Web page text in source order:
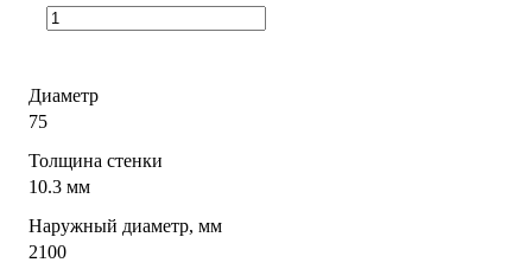
Диаметр
75
Толщина стенки
10.3 мм
Наружный диаметр, мм
2100